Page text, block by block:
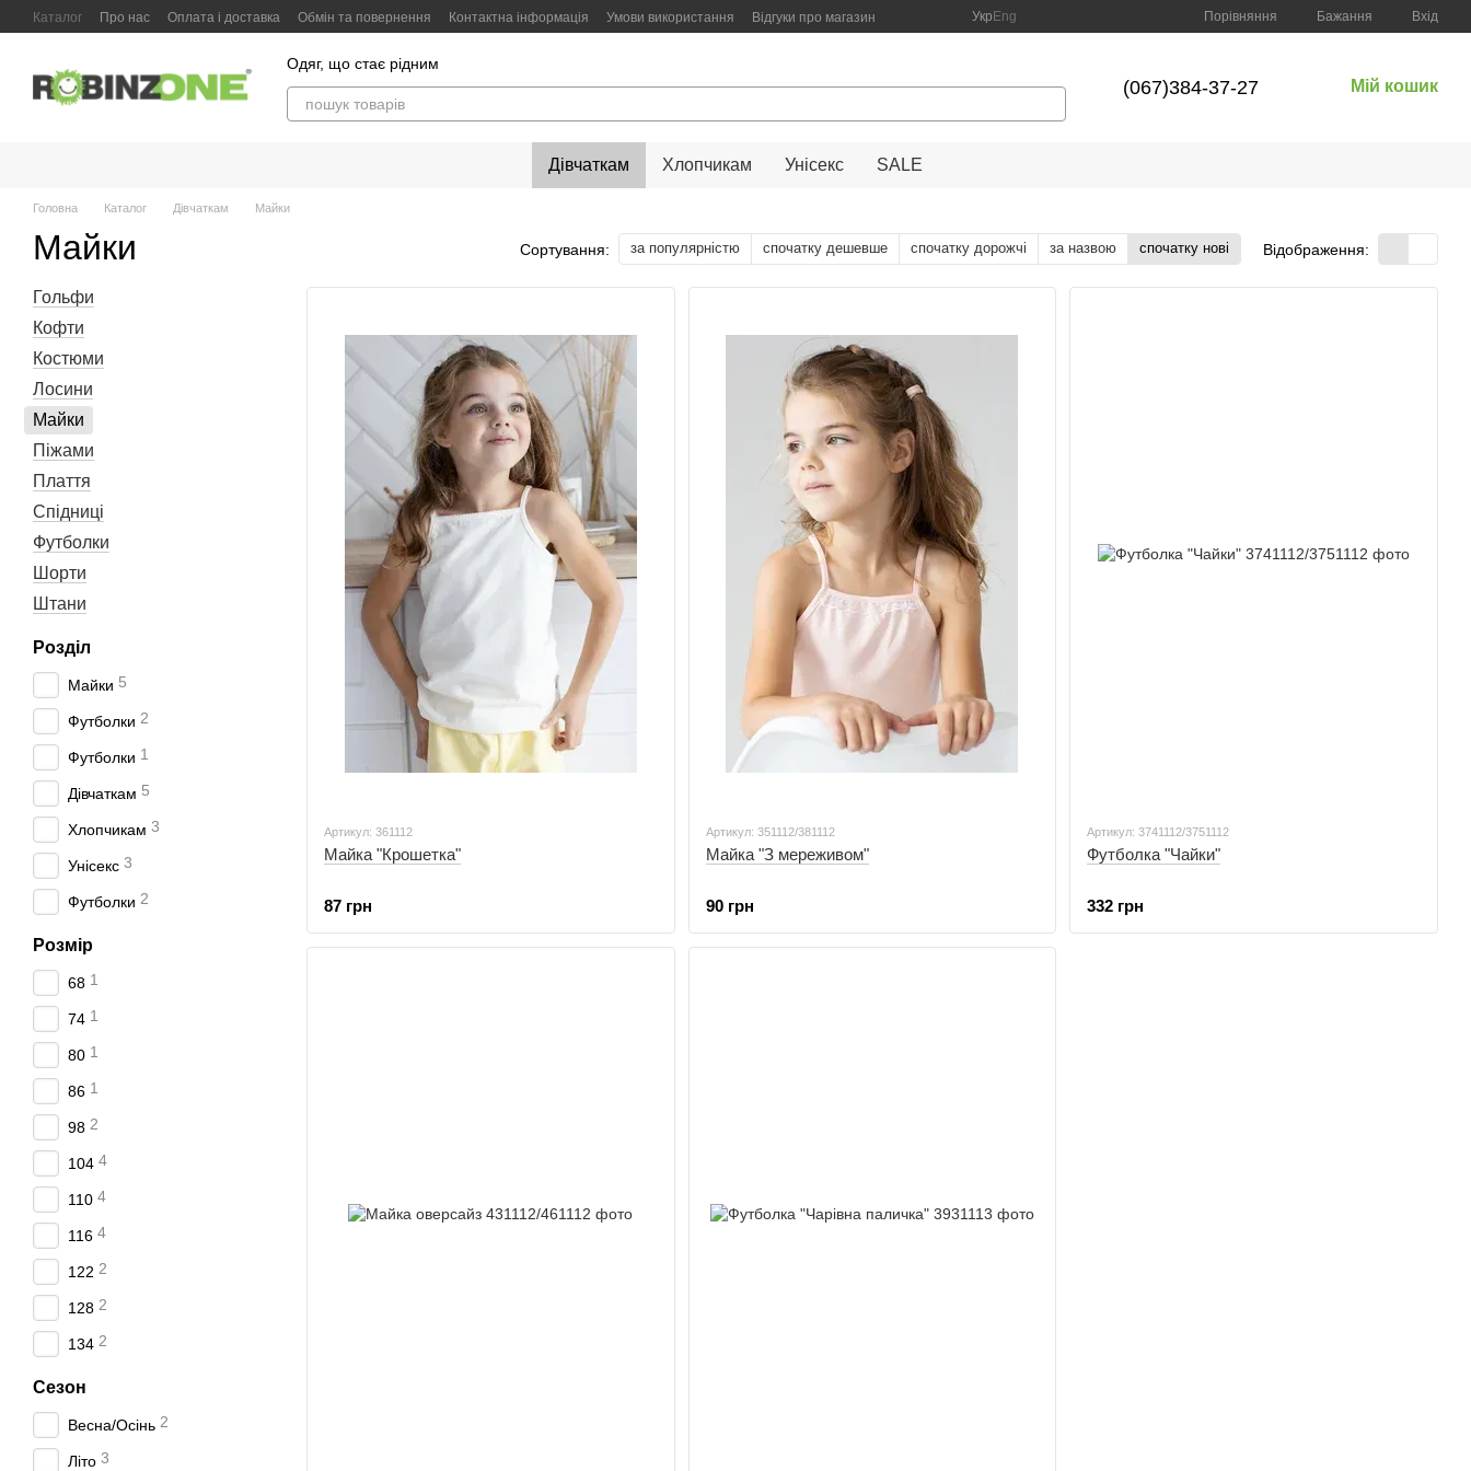
Перейти до основного контенту
Каталог Про нас Оплата і доставка Обмін та повернення Контактна інформація Умови використання Відгуки про магазин Укр Eng Порівняння Бажання Вхід
Одяг, що стає рідним
(067)384-37-27 Мій кошик
Дівчаткам Хлопчикам Унісекс SALE
Головна Каталог Дівчаткам Майки
Майки Сортування: за популярністю спочатку дешевше спочатку дорожчі за назвою спочатку нові Відображення:
Артикул: 361112
Майка "Крошетка"
87 грн
Артикул: 351112/381112
Майка "З мереживом"
90 грн
Артикул: 3741112/3751112
Футболка "Чайки"
332 грн
Гольфи
Кофти
Костюми
Лосини
Майки
Піжами
Плаття
Спідниці
Футболки
Шорти
Штани
Розділ
Майки 5
Футболки 2
Футболки 1
Дівчаткам 5
Хлопчикам 3
Унісекс 3
Футболки 2
Розмір
68 1
74 1
80 1
86 1
98 2
104 4
110 4
116 4
122 2
128 2
134 2
Сезон
Весна/Осінь 2
Літо 3